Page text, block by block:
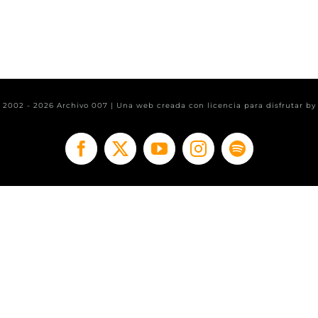
2002 - 2026 Archivo 007 | Una web creada con licencia para disfrutar by
Facebook
X YouTubeInstagramSpotify